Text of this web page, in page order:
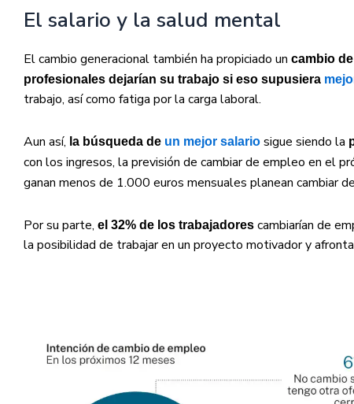
El salario y la salud mental
El cambio generacional también ha propiciado un cambio
profesionales dejarían su trabajo si eso supusiera
trabajo, así como fatiga por la carga laboral.
Aun así, la búsqueda de un mejor salario sigue siendo la
con los ingresos, la previsión de cambiar de empleo en el
ganan menos de 1.000 euros mensuales planean cambiar
Por su parte, el 32% de los trabajadores cambiarían de
la posibilidad de trabajar en un proyecto motivador y